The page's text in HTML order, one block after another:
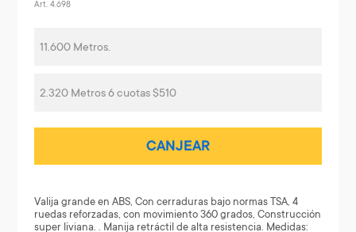
Art. 4.698
11.600 Metros.
2.320 Metros 6 cuotas $510
CANJEAR
Valija grande en ABS, Con cerraduras bajo normas TSA, 4
ruedas reforzadas, con movimiento 360 grados, Construcción
super liviana. . Manija retráctil de alta resistencia. Medidas: